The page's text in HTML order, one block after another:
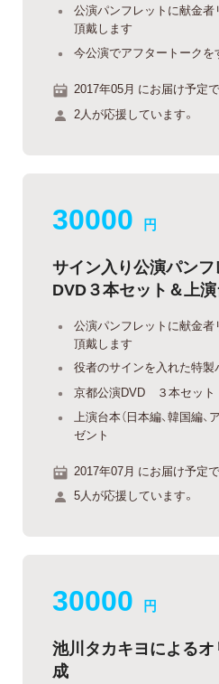
公演パンフレットに献金者
頂戴します
今公演でアフタートークを
2017年05月 にお届け予定で
2人が応援しています。
30000 円
サイン入り公演パン
DVD３本セット＆上
公演パンフレットに献金者
頂戴します
役者のサインを入れた特製
京都公演DVD ３本セット
上演台本（日本編、韓国編
ゼント
2017年07月 にお届け予定で
5人が応援しています。
30000 円
池川タカキヨによる
成